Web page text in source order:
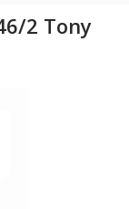
2 Tony